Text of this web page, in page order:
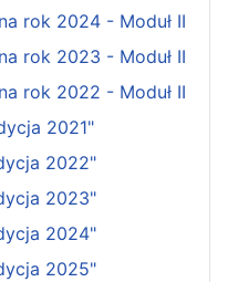
rok 2024 - Moduł II
rok 2023 - Moduł II
rok 2022 - Moduł II
2021"
2022"
2023"
2024"
2025"